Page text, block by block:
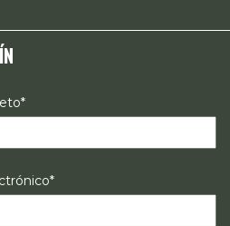
e investigación sobre el
en México.